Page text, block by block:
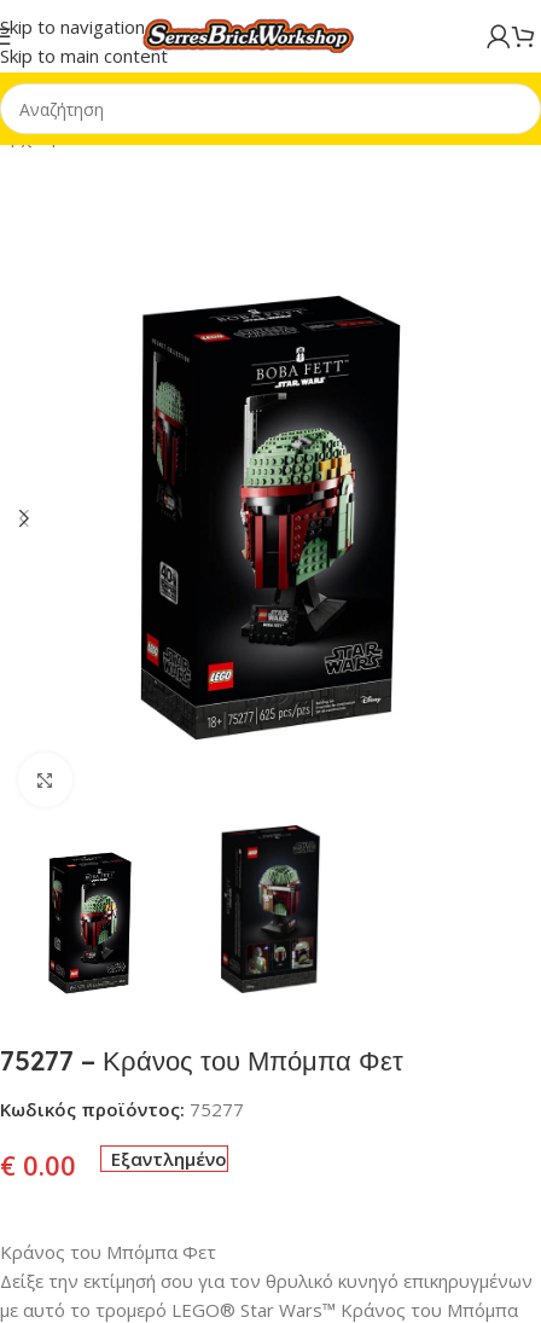
Skip to navigation
Skip to main content
Αρχική σελίδα/LEGO® Star Wars™
75277 – Κράνος του Μπόμπα Φετ
Κωδικός προϊόντος: 75277
€ 0.00 Εξαντλημένο
Κράνος του Μπόμπα Φετ
Δείξε την εκτίμησή σου για τον θρυλικό κυνηγό επικηρυγμένων
με αυτό το τρομερό LEGO® Star Wars™ Κράνος του Μπόμπα